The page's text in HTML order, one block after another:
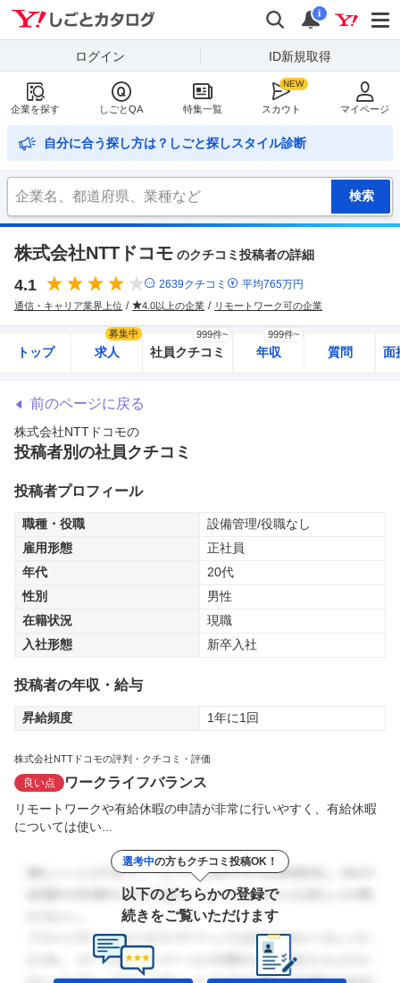
検索
通知
i
ログイン ID新規取得
企業を探す しごとQA 特集一覧 スカウト マイページ
自分に合う探し方は？しごと探しスタイル診断
株式会社NTTドコモ のクチコミ投稿者の詳細
4.1 2639クチコミ 平均765万円
通信・キャリア業界上位 4.0以上の企業 リモートワーク可の企業
トップ 求人
募集中
社員クチコミ
999件~
年収
999件~
質問 面
前のページに戻る
株式会社NTTドコモの
投稿者別の社員クチコミ
投稿者プロフィール
職種・役職
設備管理/役職なし
雇用形態
正社員
年代
20代
性別
男性
在籍状況
現職
入社形態
新卒入社
投稿者の年収・給与
昇給頻度 1年に1回
株式会社NTTドコモの評判・クチコミ・評価
良い点 ワークライフバランス
リモートワークや有給休暇の申請が非常に行いやすく、有給休暇
については使い...
選考中の方もクチコミ投稿OK！
以下のどちらかの登録で
続きをご覧いただけます